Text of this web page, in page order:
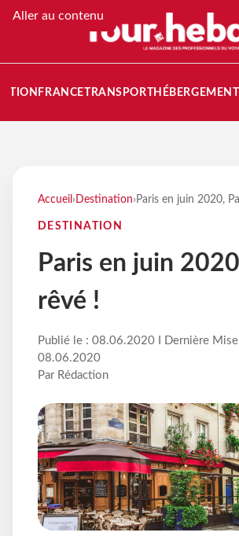
Aller au contenu
FRANCETRANSPORT HÉBERGEMENT
Accueil › Destination› Paris en juin 2020,
DESTINATION
Paris en juin
rêvé !
Publié le : 08.06.2020 I Dernière
08.06.2020
Par Rédaction